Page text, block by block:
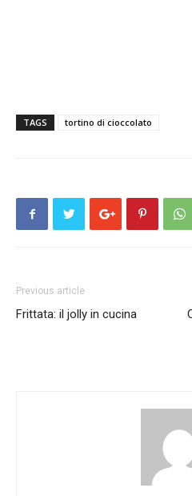
TAGS tortino di cioccolato
Previous article
Frittata: il jolly in cucina